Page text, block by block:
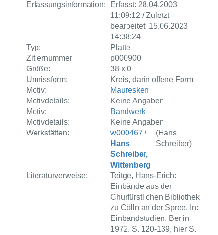
Erfassungsinformation:
Erfasst: 28.04.2003
11:09:12 / Zuletzt
bearbeitet: 15.06.2023
14:38:24
Typ:
Platte
Zitiernummer:
p000900
Größe:
38 x 0
Umrissform:
Kreis, darin offene Form
Motiv:
Mauresken
Motivdetails:
Keine Angaben
Motiv:
Bandwerk
Motivdetails:
Keine Angaben
Werkstätten:
w000467 /
Hans
Schreiber,
Wittenberg
(Hans
Schreiber)
Literaturverweise:
Teitge, Hans-Erich:
Einbände aus der
Churfürstlichen Bibliothek
zu Cölln an der Spree. In:
Einbandstudien. Berlin
1972. S. 120-139, hier S.